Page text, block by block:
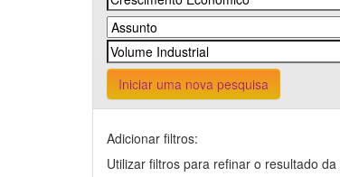
Iniciar uma nova pesquisa
Adicionar filtros:
Utilizar filtros para refinar o resultado da